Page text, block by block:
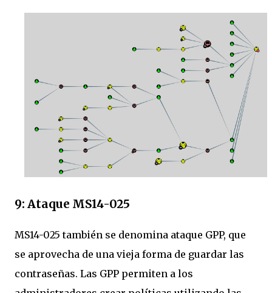
9: Ataque MS14-025
MS14-025 también se denomina ataque GPP, que
se aprovecha de una vieja forma de guardar las
contraseñas. Las GPP permiten a los